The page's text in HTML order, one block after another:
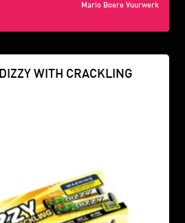
Mario Boere Vuurwerk
DIZZY WITH CRACKLING